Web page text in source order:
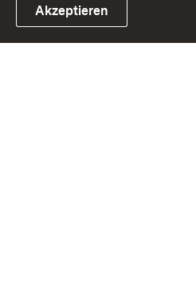
Link zum Landesportal
Akzeptieren